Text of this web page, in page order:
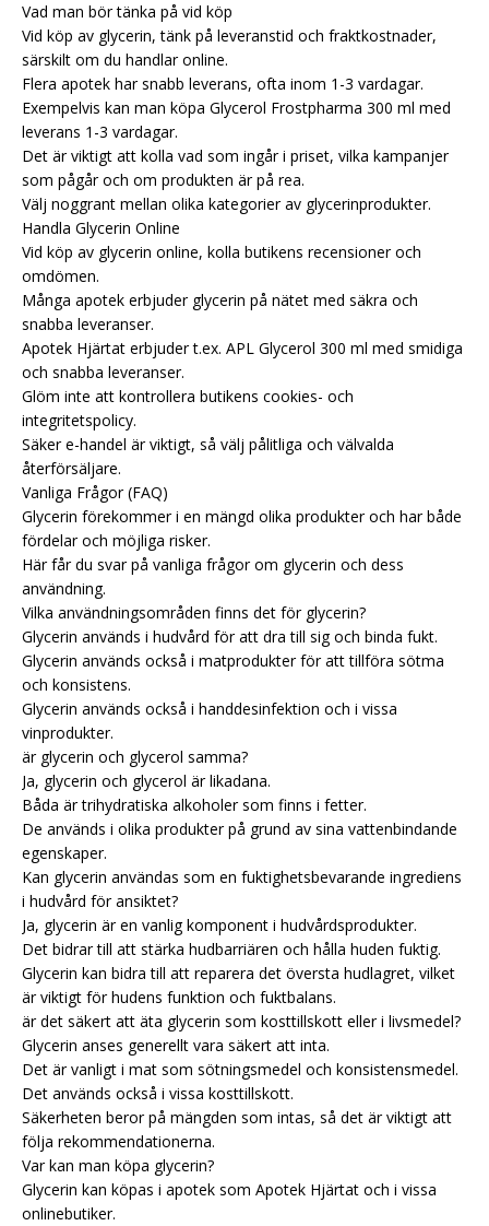
Vad man bör tänka på vid köp
Vid köp av glycerin, tänk på leveranstid och fraktkostnader,
särskilt om du handlar online.
Flera apotek har snabb leverans, ofta inom 1-3 vardagar.
Exempelvis kan man köpa Glycerol Frostpharma 300 ml med
leverans 1-3 vardagar.
Det är viktigt att kolla vad som ingår i priset, vilka kampanjer
som pågår och om produkten är på rea.
Välj noggrant mellan olika kategorier av glycerinprodukter.
Handla Glycerin Online
Vid köp av glycerin online, kolla butikens recensioner och
omdömen.
Många apotek erbjuder glycerin på nätet med säkra och
snabba leveranser.
Apotek Hjärtat erbjuder t.ex. APL Glycerol 300 ml med smidiga
och snabba leveranser.
Glöm inte att kontrollera butikens cookies- och
integritetspolicy.
Säker e-handel är viktigt, så välj pålitliga och välvalda
återförsäljare.
Vanliga Frågor (FAQ)
Glycerin förekommer i en mängd olika produkter och har både
fördelar och möjliga risker.
Här får du svar på vanliga frågor om glycerin och dess
användning.
Vilka användningsområden finns det för glycerin?
Glycerin används i hudvård för att dra till sig och binda fukt.
Glycerin används också i matprodukter för att tillföra sötma
och konsistens.
Glycerin används också i handdesinfektion och i vissa
vinprodukter.
är glycerin och glycerol samma?
Ja, glycerin och glycerol är likadana.
Båda är trihydratiska alkoholer som finns i fetter.
De används i olika produkter på grund av sina vattenbindande
egenskaper.
Kan glycerin användas som en fuktighetsbevarande ingrediens
i hudvård för ansiktet?
Ja, glycerin är en vanlig komponent i hudvårdsprodukter.
Det bidrar till att stärka hudbarriären och hålla huden fuktig.
Glycerin kan bidra till att reparera det översta hudlagret, vilket
är viktigt för hudens funktion och fuktbalans.
är det säkert att äta glycerin som kosttillskott eller i livsmedel?
Glycerin anses generellt vara säkert att inta.
Det är vanligt i mat som sötningsmedel och konsistensmedel.
Det används också i vissa kosttillskott.
Säkerheten beror på mängden som intas, så det är viktigt att
följa rekommendationerna.
Var kan man köpa glycerin?
Glycerin kan köpas i apotek som Apotek Hjärtat och i vissa
onlinebutiker.